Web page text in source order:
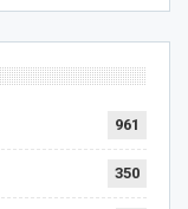
961
350